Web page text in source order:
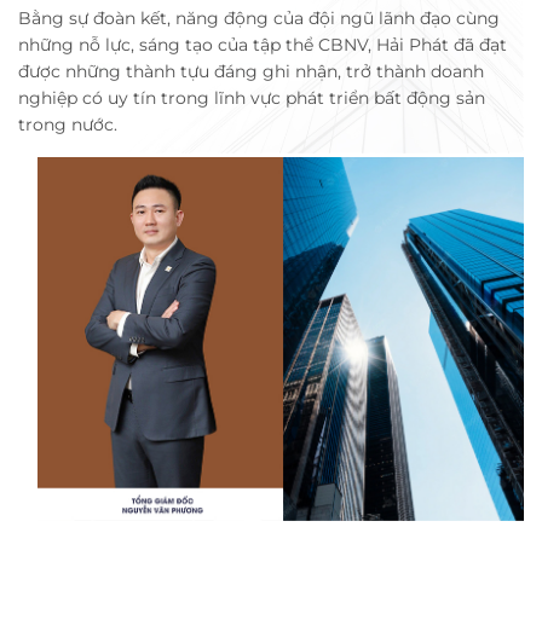
Bằng sự đoàn kết, năng động của đội ngũ lãnh đạo cùng
những nỗ lực, sáng tạo của tập thể CBNV, Hải Phát đã đạt
được những thành tựu đáng ghi nhận, trở thành doanh
nghiệp có uy tín trong lĩnh vực phát triển bất động sản
trong nước.